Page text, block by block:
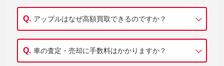
アップルはなぜ高額買取できるのですか？
車の査定・売却に手数料はかかりますか？